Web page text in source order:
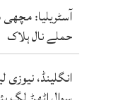
آسٹریلیا:
حملے نال ہلاک
انگلینڈ،